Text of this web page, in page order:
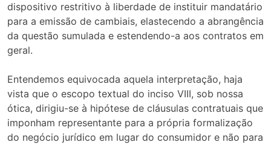
dispositivo restritivo à liberdade de instituir mandatário
para a emissão de cambiais, elastecendo a abrangência
da questão sumulada e estendendo-a aos contratos em
geral.
Entendemos equivocada aquela interpretação, haja
vista que o escopo textual do inciso VIII, sob nossa
ótica, dirigiu-se à hipótese de cláusulas contratuais que
imponham representante para a própria formalização
do negócio jurídico em lugar do consumidor e não para